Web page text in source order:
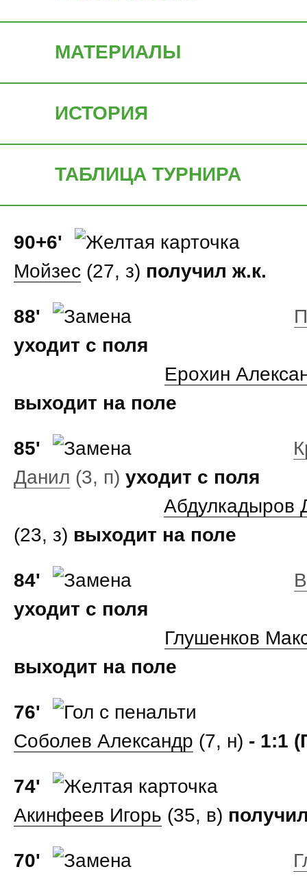
МАТЕРИАЛЫ
ИСТОРИЯ
ТАБЛИЦА ТУРНИРА
90+6'
Мойзес (27, з) получил ж.к.
88'
уходит с поля
Ерохин
выходит на поле
85'
Данил (3, п) уходит с поля
Абдулкадыров
(23, з) выходит на поле
84'
уходит с поля
Глушенков
выходит на поле
76'
Соболев Александр (7, н) - 1:1
74'
Акинфеев Игорь (35, в)
70'